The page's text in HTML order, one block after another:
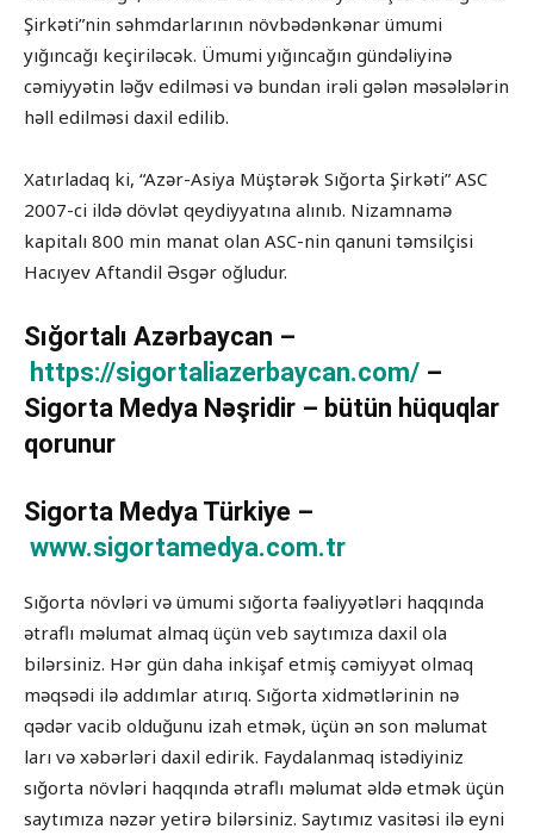
Şirkəti”nin səhmdarlarının növbədənkənar ümumi
yığıncağı keçiriləcək. Ümumi yığıncağın gündəliyinə
cəmiyyətin ləğv edilməsi və bundan irəli gələn məsələlərin
həll edilməsi daxil edilib.
Xatırladaq ki, “Azər-Asiya Müştərək Sığorta Şirkəti” ASC
2007-ci ildə dövlət qeydiyyatına alınıb. Nizamnamə
kapitalı 800 min manat olan ASC-nin qanuni təmsilçisi
Hacıyev Aftandil Əsgər oğludur.
Sığortalı Azərbaycan –
https://sigortaliazerbaycan.com/ –
Sigorta Medya Nəşridir – bütün hüquqlar
qorunur
Sigorta Medya Türkiye –
www.sigortamedya.com.tr
Sığorta növləri və ümumi sığorta fəaliyyətləri haqqında
ətraflı məlumat almaq üçün veb saytımıza daxil ola
bilərsiniz. Hər gün daha inkişaf etmiş cəmiyyət olmaq
məqsədi ilə addımlar atırıq. Sığorta xidmətlərinin nə
qədər vacib olduğunu izah etmək, üçün ən son məlumat
ları və xəbərləri daxil edirik. Faydalanmaq istədiyiniz
sığorta növləri haqqında ətraflı məlumat əldə etmək üçün
saytımıza nəzər yetirə bilərsiniz. Saytımız vasitəsi ilə eyni